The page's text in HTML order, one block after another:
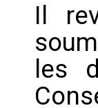
Il
les